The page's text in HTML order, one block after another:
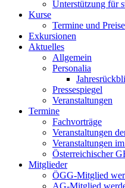
Unterstützung für
Kurse
Termine und Preise
Exkursionen
Aktuelles
Allgemein
Personalia
Pressespiegel
Veranstaltungen
Termine
Fachvorträge
Veranstaltungen
Veranstaltungen
Österreichischer
Mitglieder
ÖGG-Mitglied
AG-Mitglied